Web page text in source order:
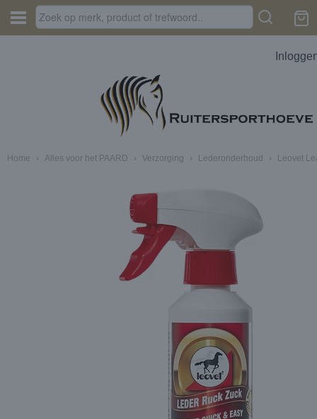
Home › Alles voor het PAARD › Verzorging › Lederonderhoud › Leovet